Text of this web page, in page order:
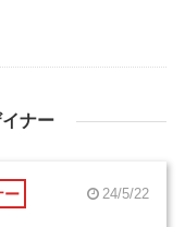
ナー
ー 24/5/22